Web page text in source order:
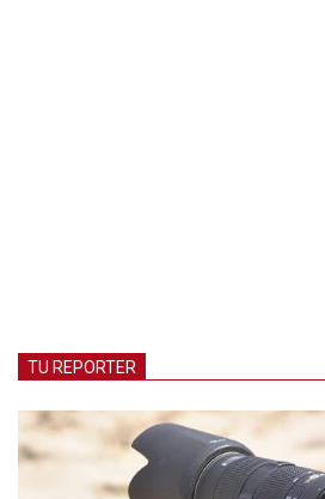
TU REPORTER